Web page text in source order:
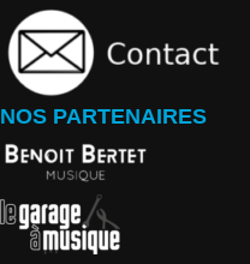
NOS PARTENAIRES